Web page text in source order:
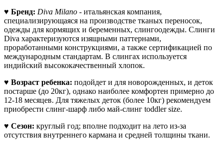
♥ Бренд: Diva Milano - итальянская компания,
специализирующаяся на производстве тканых переносок,
одежды для кормящих и беременных, слингоодежды. Слинги
Diva характеризуются изящными паттернами,
проработанными конструкциями, а также сертификацией по
международным стандартам. В слингах используется
индийский высококачественный хлопок.
♥ Возраст ребенка: подойдет и для новорожденных, и деток
постарше (до 20кг), однако наиболее комфортен примерно до
12-18 месяцев. Для тяжелых деток (более 10кг) рекомендуем
приобрести слинг-шарф либо май-слинг toddler size.
♥ Сезон: круглый год; вполне подходит на лето из-за
отсутствия внутреннего кармана и средней толщины ткани.